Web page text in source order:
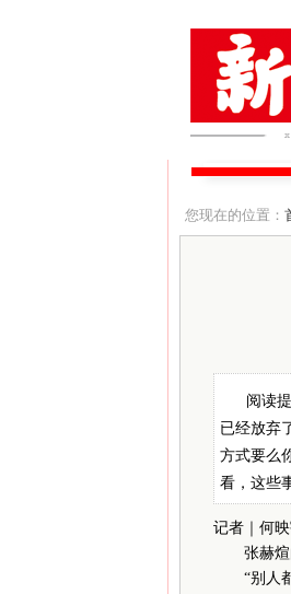
您现在的位置：
阅读
已经放弃
方式要么
看，这些
记者｜何
张赫煊的
“别人都